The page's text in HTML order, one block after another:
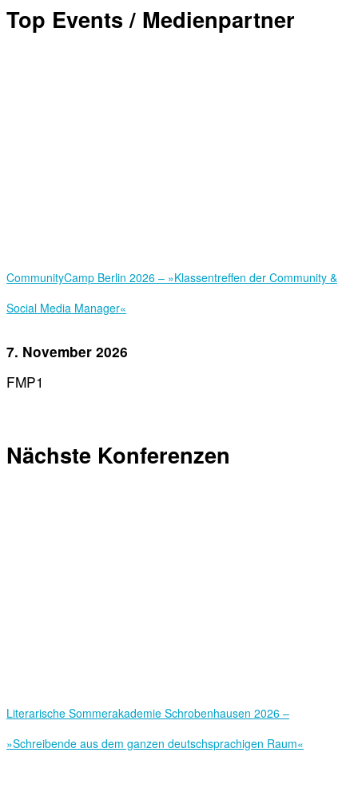
Top Events / Medienpartner
Community­Camp Berlin 2026 – »Klassentreffen der Community &
Social Media Manager«
7. November 2026
FMP1
Nächste Konferenzen
Literarische Sommerakademie Schrobenhausen 2026 –
»Schreibende aus dem ganzen deutschsprachigen Raum«